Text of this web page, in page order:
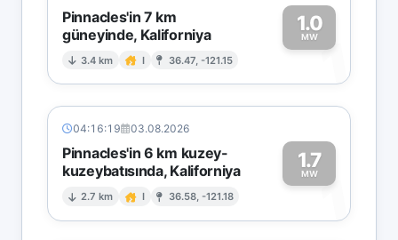
Pinnacles'in 7 km
güneyinde, Kaliforniya
3.4 km I 36.47, -121.15
1.0
MW1
04:16:19 03.08.2026
Pinnacles'in 6 km kuzey-
kuzeybatısında, Kaliforniya
2.7 km I 36.58, -121.18
1.7
MW1